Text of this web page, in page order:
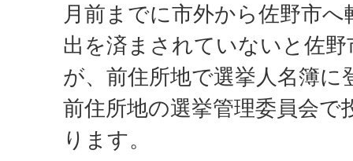
月前までに市外から佐野市
出を済まされていないと佐
が、前住所地で選挙人名簿
前住所地の選挙管理委員会で
ります。